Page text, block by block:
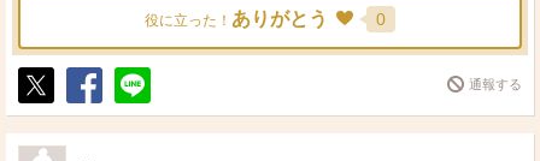
役に立った！ ありがとう 0
ポ
ス
ト
シ
ェ
送
る
通報する